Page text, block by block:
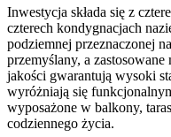
Inwestycja składa się z
czterech kondygnacjach
podziemnej przeznaczonej
przemyślany, a
jakości gwarantują wysoki
wyróżniają się
wyposażone w balkony,
codziennego życia.